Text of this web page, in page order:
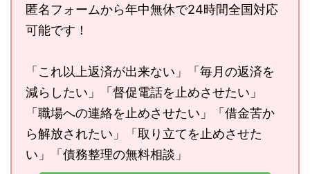
匿名フォームから年中無休で24時間全国対応
可能です！
「これ以上返済が出来ない」「毎月の返済を
減らしたい」「督促電話を止めさせたい」
「職場への連絡を止めさせたい」「借金苦か
ら解放されたい」「取り立てを止めさせた
い」「債務整理の無料相談」